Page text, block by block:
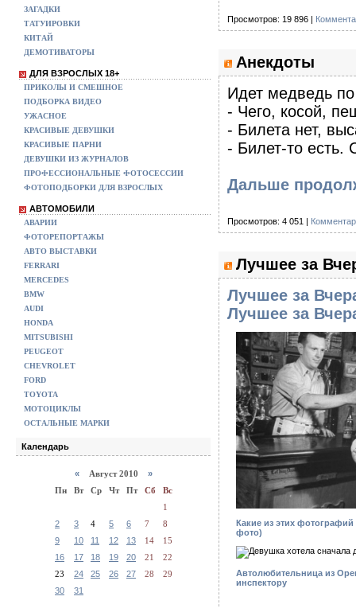
ЗАГАДКИ
ТАТУИРОВКИ
КИТАЙ
ДЕМОТИВАТОРЫ
ДЛЯ ВЗРОСЛЫХ 18+
ПРИКОЛЫ И СМЕШНОЕ
ПОДБОРКА ВИДЕО
УЖАСНОЕ
КРАСИВЫЕ ДЕВУШКИ
КРАСИВЫЕ ПАРНИ
ДЕВУШКИ ИЗ ЖУРНАЛОВ
ПРОФЕССИОНАЛЬНЫЕ ФОТОСЕССИИ
ФОТОПОДБОРКИ ДЛЯ ВЗРОСЛЫХ
АВТОМОБИЛИ
АВАРИИ
ФОТОРЕПОРТАЖЫ
АВТО ВЫСТАВКИ
FERRARI
MERCEDES
BMW
AUDI
HONDA
MITSUBISHI
PEUGEOT
CHEVROLET
FORD
TOYOTA
МОТОЦИКЛЫ
ОСТАЛЬНЫЕ МАРКИ
Календарь
« Август 2010 »
Пн
Вт Ср Чт Пт Сб
Вс
1
2
3 4 5 6 7
8
9
10 11 12 13 14
15
16
17 18 19 20 21
22
23
24 25 26 27 28
29
30
31
Просмотров: 19 896 |
Анекдоты
Идет медведь
- Чего, косой,
- Билета нет,
- Билет-то есть.
Дальше
Просмотров: 4 051 |
Лучшее за
Лучшее за
Лучшее за
Какие из этих
фото)
Автолюбительница из
инспектору